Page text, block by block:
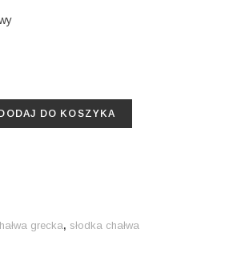
DODAJ DO KOSZYKA
grecka, słodka chałwa